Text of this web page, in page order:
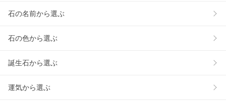
石の名前から選ぶ
石の色から選ぶ
誕生石から選ぶ
運気から選ぶ